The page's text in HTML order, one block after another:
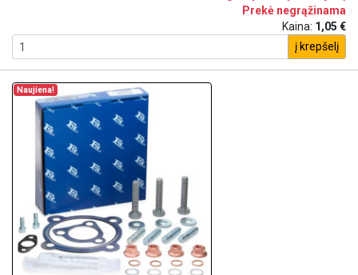
Prekė negrąžinama
Kaina: 1,05 €
į krepšelį
Naujiena!